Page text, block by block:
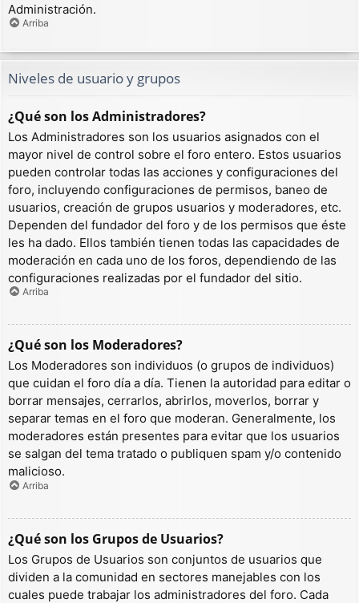
Administración.
Arriba
Niveles de usuario y grupos
¿Qué son los Administradores?
Los Administradores son los usuarios asignados con el
mayor nivel de control sobre el foro entero. Estos usuarios
pueden controlar todas las acciones y configuraciones del
foro, incluyendo configuraciones de permisos, baneo de
usuarios, creación de grupos usuarios y moderadores, etc.
Dependen del fundador del foro y de los permisos que éste
les ha dado. Ellos también tienen todas las capacidades de
moderación en cada uno de los foros, dependiendo de las
configuraciones realizadas por el fundador del sitio.
Arriba
¿Qué son los Moderadores?
Los Moderadores son individuos (o grupos de individuos)
que cuidan el foro día a día. Tienen la autoridad para editar o
borrar mensajes, cerrarlos, abrirlos, moverlos, borrar y
separar temas en el foro que moderan. Generalmente, los
moderadores están presentes para evitar que los usuarios
se salgan del tema tratado o publiquen spam y/o contenido
malicioso.
Arriba
¿Qué son los Grupos de Usuarios?
Los Grupos de Usuarios son conjuntos de usuarios que
dividen a la comunidad en sectores manejables con los
cuales puede trabajar los administradores del foro. Cada